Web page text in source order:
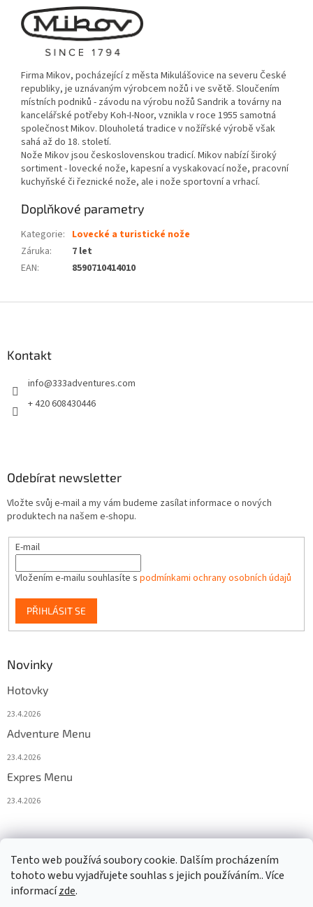
Tento web používá soubory cookie. Dalším procházením
tohoto webu vyjadřujete souhlas s jejich používáním.. Více
informacízde.
Firma Mikov, pocházející z města Mikulášovice na severu České
republiky, je uznávaným výrobcem nožů i ve světě. Sloučením
místních podniků - závodu na výrobu nožů Sandrik a továrny na
kancelářské potřeby Koh-I-Noor, vznikla v roce 1955 samotná
společnost Mikov. Dlouholetá tradice v nožířské výrobě však
sahá až do 18. století.
Nože Mikov jsou československou tradicí. Mikov nabízí široký
sortiment - lovecké nože, kapesní a vyskakovací nože, pracovní
kuchyňské či řeznické nože, ale i nože sportovní a vrhací.
Doplňkové parametry
Kategorie: Lovecké a turistické nože
Záruka:
7 let
EAN: 8590710414010
Kontakt
info@333adventures.com
+ 420 608430446
Odebírat newsletter
Vložte svůj e-mail a my vám budeme zasílat informace o nových
produktech na našem e-shopu.
E-mail
Vložením e-mailu souhlasíte s podmínkami ochrany osobních údajů
PŘIHLÁSIT SE
Novinky
Hotovky
23.4.2026
Adventure Menu
23.4.2026
Expres Menu
23.4.2026